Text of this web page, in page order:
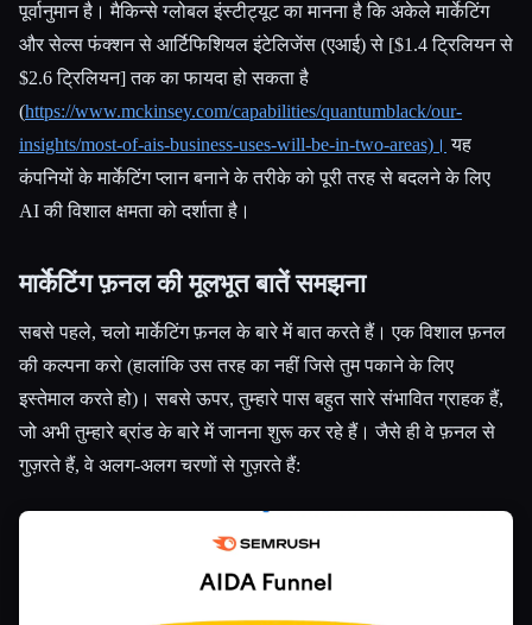
पूर्वानुमान है। मैकिन्से ग्लोबल इंस्टीट्यूट का मानना है कि अकेले मार्केटिंग
और सेल्स फंक्शन से आर्टिफिशियल इंटेलिजेंस (एआई) से [$1.4 ट्रिलियन से
$2.6 ट्रिलियन] तक का फायदा हो सकता है
(https://www.mckinsey.com/capabilities/quantumblack/our-
insights/most-of-ais-business-uses-will-be-in-two-areas)। यह
कंपनियों के मार्केटिंग प्लान बनाने के तरीके को पूरी तरह से बदलने के लिए
AI की विशाल क्षमता को दर्शाता है।
मार्केटिंग फ़नल की मूलभूत बातें समझना
सबसे पहले, चलो मार्केटिंग फ़नल के बारे में बात करते हैं। एक विशाल फ़नल
की कल्पना करो (हालांकि उस तरह का नहीं जिसे तुम पकाने के लिए
इस्तेमाल करते हो)। सबसे ऊपर, तुम्हारे पास बहुत सारे संभावित ग्राहक हैं,
जो अभी तुम्हारे ब्रांड के बारे में जानना शुरू कर रहे हैं। जैसे ही वे फ़नल से
गुज़रते हैं, वे अलग-अलग चरणों से गुज़रते हैं: